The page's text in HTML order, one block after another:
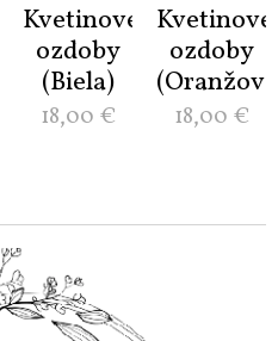
Kvetinové
ozdoby
(Biela)
18,00 €
Kvetinové
ozdoby
18,00 €